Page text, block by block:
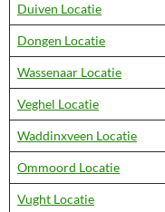
Duiven Locatie
Dongen Locatie
Wassenaar Locatie
Veghel Locatie
Waddinxveen Locatie
Ommoord Locatie
Vught Locatie